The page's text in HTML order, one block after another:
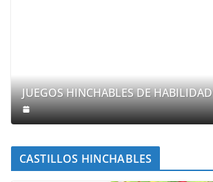
JUEGOS HINCHABLES DE HABILIDAD
CASTILLOS HINCHABLES